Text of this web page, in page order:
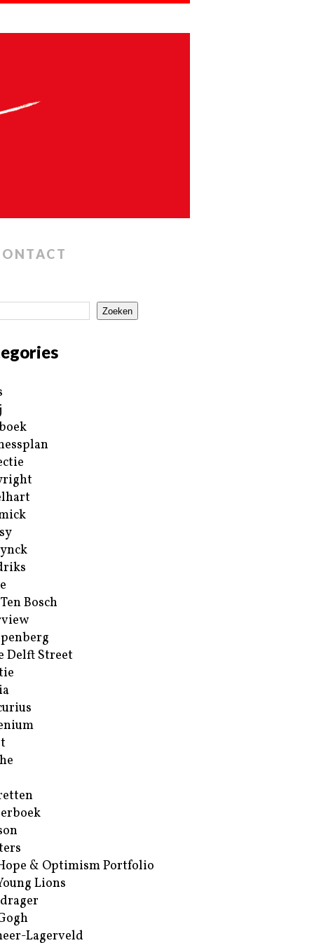
Zoeken
Bosch
Delft Street
& Optimism Portfolio
Lions
Lagerveld